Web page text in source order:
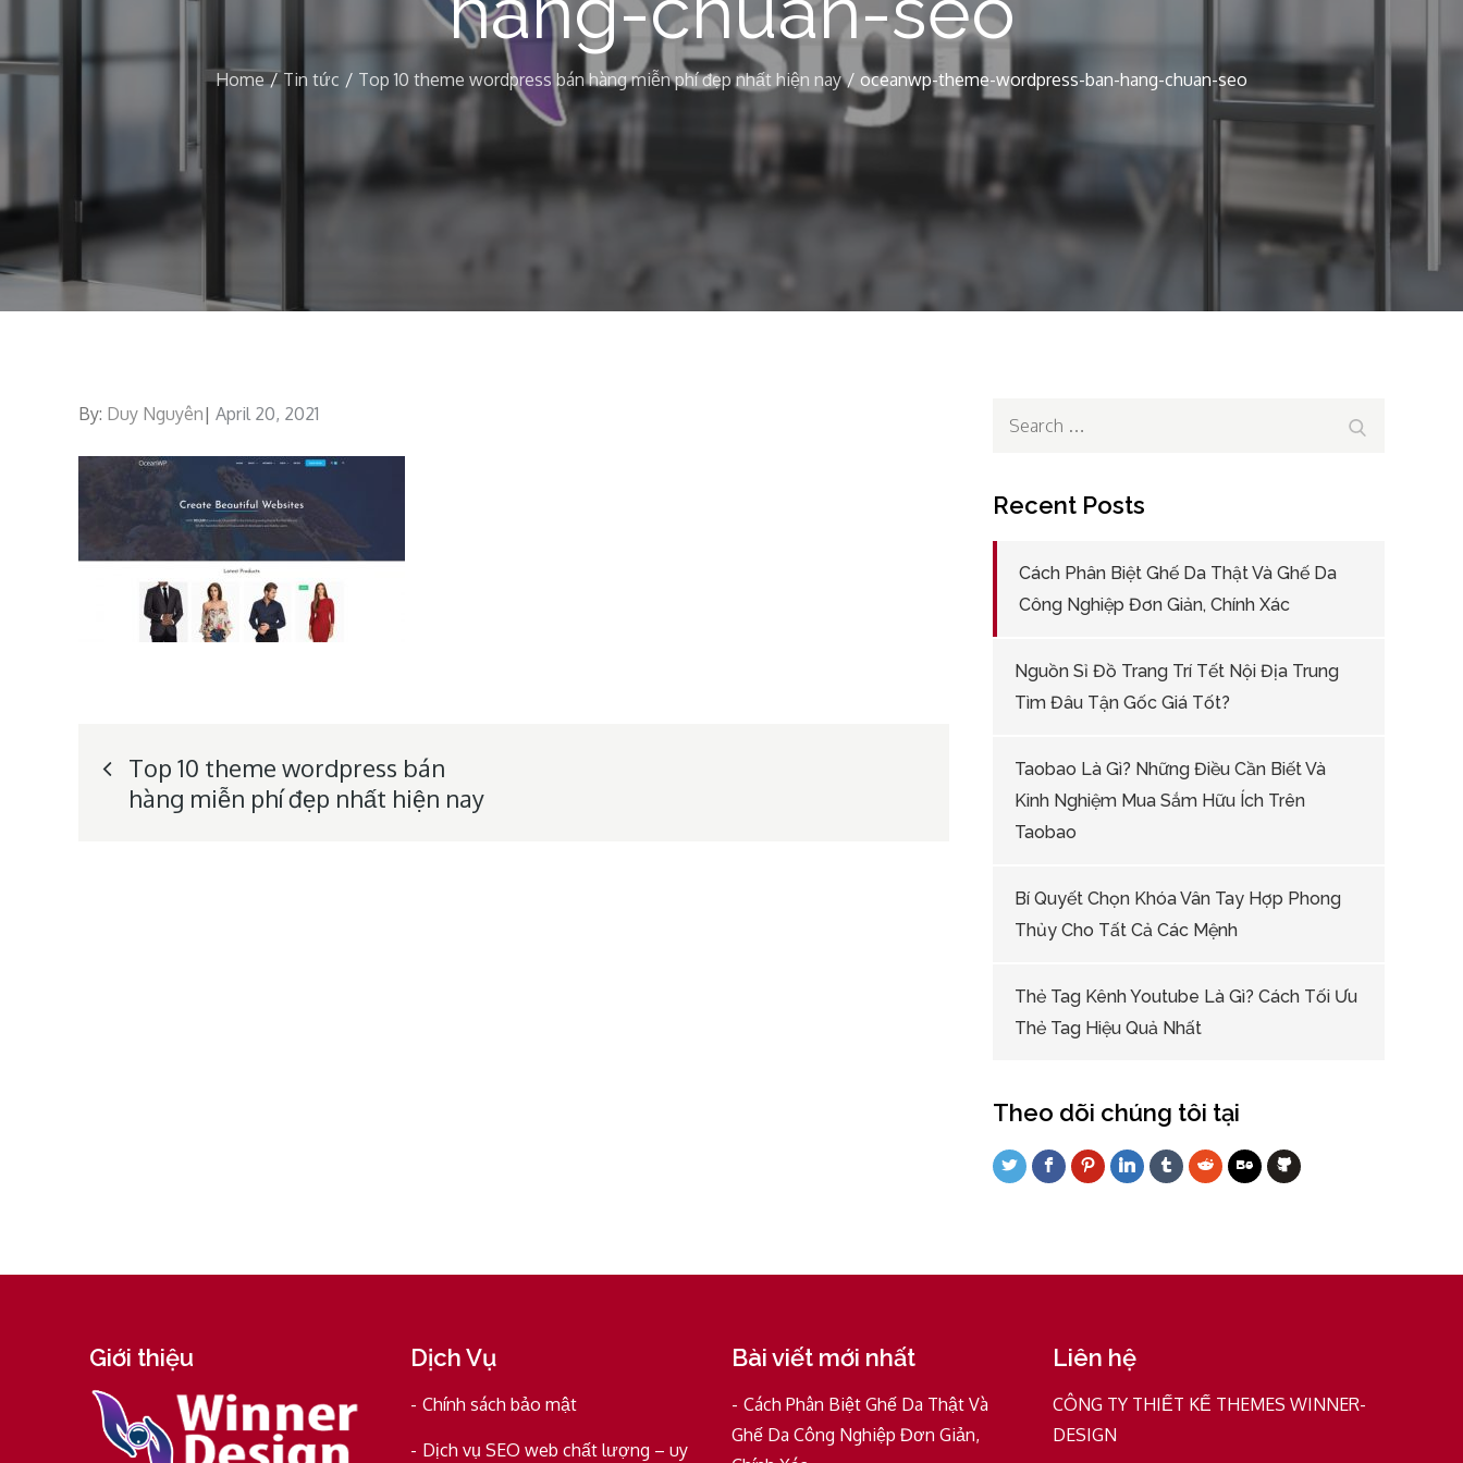
Home Tin tức Top 10 theme wordpress bán hàng miễn phí đẹp nhất hiện nay oceanwp-theme-wordpress-ban-hang-chuan-seo
By: Duy Nguyên Posted
April 20, 2021
Post
navigation
Top 10 theme wordpress bán
hàng miễn phí đẹp nhất hiện nay
Search
Recent Posts
Cách Phân Biệt Ghế Da Thật Và Ghế Da
Công Nghiệp Đơn Giản, Chính Xác
Nguồn Sỉ Đồ Trang Trí Tết Nội Địa Trung
Tìm Đâu Tận Gốc Giá Tốt?
Taobao Là Gì? Những Điều Cần Biết Và
Kinh Nghiệm Mua Sắm Hữu Ích Trên
Taobao
Bí Quyết Chọn Khóa Vân Tay Hợp Phong
Thủy Cho Tất Cả Các Mệnh
Thẻ Tag Kênh Youtube Là Gì? Cách Tối Ưu
Thẻ Tag Hiệu Quả Nhất
Theo dõi chúng tôi tại
Giới thiệu Dịch Vụ
Chính sách bảo mật
Dịch vụ SEO web chất lượng – uy
Bài viết mới nhất
Cách Phân Biệt Ghế Da Thật Và
Ghế Da Công Nghiệp Đơn Giản,
Liên hệ
CÔNG TY THIẾT KẾ THEMES WINNER-
DESIGN